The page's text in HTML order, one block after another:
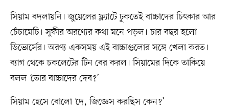
সিয়াম বদলায়নি। জুয়েলের ফ্ল্যাটে ঢুকতেই বাচ্চাদের চিৎকার আর
চেঁচামেচি। সুফীর অরণ্যের কথা মনে পড়ল। চার বছর হলো
ডিভোর্সের। অরণ্য একসময় এই বাচ্চাগুলোর সঙ্গে খেলা করত।
ব্যাগ থেকে চকলেটের টিন বের করল। সিয়ামের দিকে তাকিয়ে
বলল ‘তোর বাচ্চাদের দেব?’
সিয়াম হেসে বোলো ‘দে, জিজ্ঞেস করছিস কেন?’